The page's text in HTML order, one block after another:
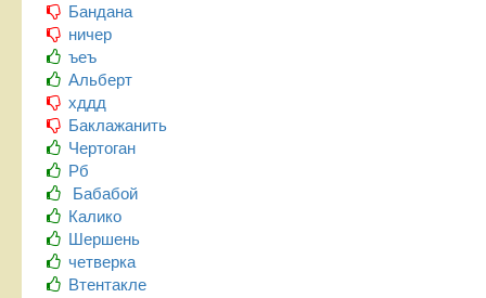
Бандана
ничер
ъеъ
Альберт
хддд
Баклажанить
Чертоган
Рб
Бабабой
Калико
Шершень
четверка
Втентакле